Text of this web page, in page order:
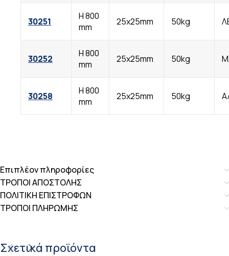
30251
Η 800
mm
25x25mm 50kg
30252
Η 800
mm
25x25mm 50kg
30258
Η 800
mm
25x25mm 50kg
Επιπλέον πληροφορίες
ΤΡΟΠΟΙ ΑΠΟΣΤΟΛΗΣ
ΠΟΛΙΤΙΚΗ ΕΠΙΣΤΡΟΦΩΝ
ΤΡΟΠΟΙ ΠΛΗΡΩΜΗΣ
Σχετικά προϊόντα